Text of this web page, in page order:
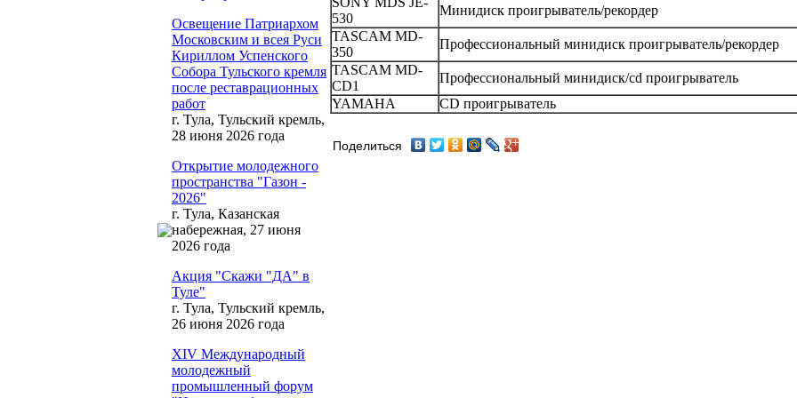
Освещение Патриархом
Московским и всея Руси
Кириллом Успенского
Собора Тульского кремля
после реставрационных
работ
г. Тула, Тульский кремль,
28 июня 2026 года
Открытие молодежного
пространства "Газон -
2026"
г. Тула, Казанская
набережная, 27 июня
2026 года
Акция "Скажи "ДА" в
Туле"
г. Тула, Тульский кремль,
26 июня 2026 года
XIV Международный
молодежный
промышленный форум
530
Минидиск проигрыватель/рекордер
TASCAM MD-
350
Профессиональный минидиск проигрыватель/рекордер
TASCAM MD-
CD1
Профессиональный минидиск/cd проигрыватель
YAMAHA
CD проигрыватель
Поделиться